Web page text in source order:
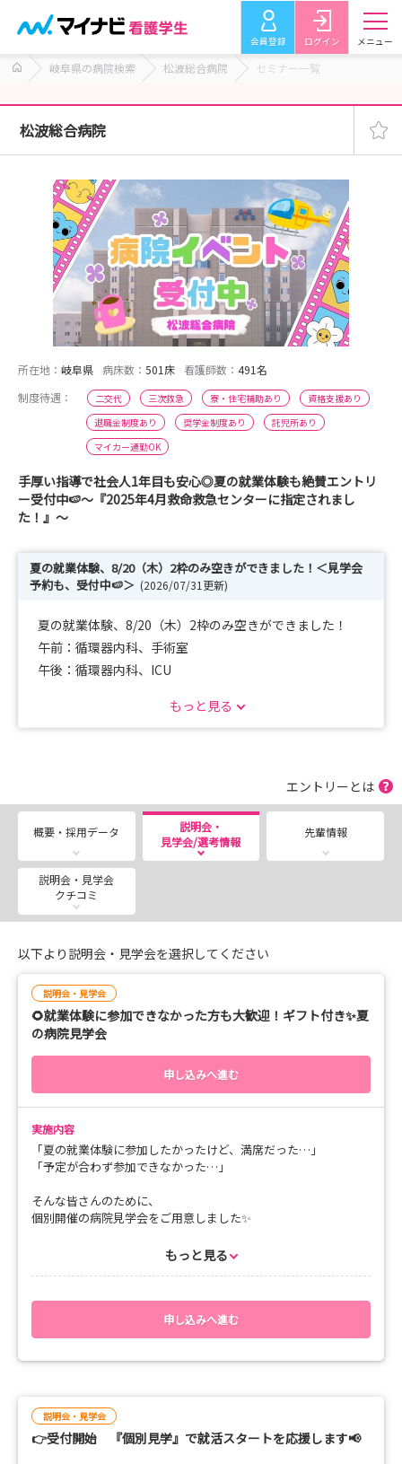
会員登録 ログイン メニュー
岐阜県の病院検索 松波総合病院 セミナー一覧
松波総合病院
所在地： 岐阜県 病床数： 501床 看護師数： 491名
制度待遇：
二交代 三次救急 寮・住宅補助あり
資格支援あり
退職金制度あり
奨学金制度あり
託児所あり
マイカー通勤OK
手厚い指導で社会人1年目も安心◎夏の就業体験も絶賛エントリ
ー受付中🍉～『2025年4月救命救急センターに指定されまし
た！』〜
夏の就業体験、8/20（木）2枠のみ空きができました！＜見学会
予約も、受付中🍉＞ (2026/07/31更新)
夏の就業体験、8/20（木）2枠のみ空きができました！
午前：循環器内科、手術室
午後：循環器内科、ICU
ここでは、みなさんの看護師デビューまでの道のり『Ｍ
（まつなみ）フロー』をわかりやすくご案内します✨
🌈Mフローチャート🌈
いろんな病院の話を軽く聞きたい→ STEP ０：就職ガイ
ダンスに行ってみよう🏥
来てみよう🏥
実際に病棟を体験したい→ STEP 2：インターンシップ
に参加しよう🩺
国試対策してもらえるなんてラッキーと思った方→
STEP 3：国試対策セミナー＋見学会に参加しよう📚
まつなみ受けるの決めた✨→ STEP 4：採用試験に応募
しよう🎵
🎀STEP ０：就職ガイダンスに行ってみよう🏥
短時間でいろんな病院の話が聞けるのはオトク🥰
「まずは見てみる」が第一歩✨
リアルな職場の雰囲気を感じられるチャンス！
先輩ナースや採用担当者へ質問し放題👀💬希望日程を教え
🎀STEP 2：就業体験に参加しよう🩺
🎀STEP 3：国試対策セミナー＋病院見学会に参加しよう
📚
もっと見る
エントリーとは
概要・採用データ
説明会・
見学会/選考情報
先輩情報
説明会・見学会
クチコミ
以下より説明会・見学会を選択してください
説明会・見学会
🌻就業体験に参加できなかった方も大歓迎！ギフト付き✨夏
の病院見学会
申し込みへ進む
実施内容
「夏の就業体験に参加したかったけど、満席だった…」
「予定が合わず参加できなかった…」
そんな皆さんのために、
個別開催の病院見学会をご用意しました✨
病院内をぐるっと見学しながら、
少人数での開催なので、
気になることは何でも質問してくださいね😊
📅開催日 ※現時点で開催が確定している日程
・8月17日（月）10:00～ 定員に達しました
・8月17日（月）13:30～ 定員に達しました
もっと見る
申し込みへ進む
説明会・見学会
👉受付開始 『個別見学』で就活スタートを応援します📢